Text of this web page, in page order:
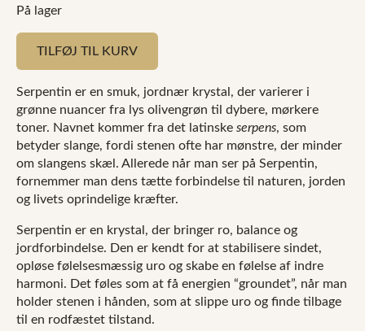
På lager
TILFØJ TIL KURV
Serpentin er en smuk, jordnær krystal, der varierer i
grønne nuancer fra lys olivengrøn til dybere, mørkere
toner. Navnet kommer fra det latinske serpens, som
betyder slange, fordi stenen ofte har mønstre, der minder
om slangens skæl. Allerede når man ser på Serpentin,
fornemmer man dens tætte forbindelse til naturen, jorden
og livets oprindelige kræfter.
Serpentin er en krystal, der bringer ro, balance og
jordforbindelse. Den er kendt for at stabilisere sindet,
opløse følelsesmæssig uro og skabe en følelse af indre
harmoni. Det føles som at få energien “groundet”, når man
holder stenen i hånden, som at slippe uro og finde tilbage
til en rodfæstet tilstand.